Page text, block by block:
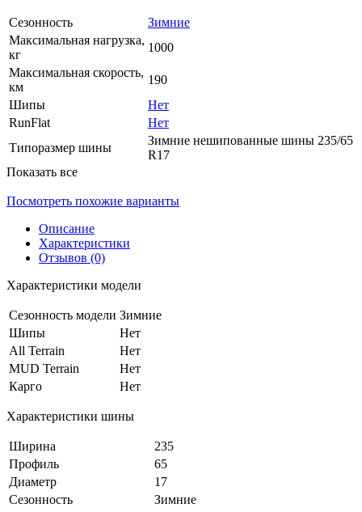
Сезонность
Зимние
Максимальная нагрузка,
кг
1000
Максимальная скорость,
км
190
Шипы
Нет
RunFlat
Нет
Типоразмер шины
Зимние нешипованные шины 235/65
R17
Показать все
Посмотреть похожие варианты
Описание
Характеристики
Отзывов (0)
Характеристики модели
Сезонность модели Зимние
Шипы
Нет
All Terrain
Нет
MUD Terrain
Нет
Карго
Нет
Характеристики шины
Ширина
235
Профиль
65
Диаметр
17
Сезонность
Зимние